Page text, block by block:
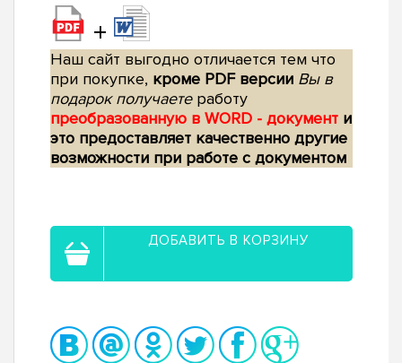
+
Наш сайт выгодно отличается тем что
при покупке, кроме PDF версии Вы в
подарок получаетеработу
преобразованную в WORD - документ и
это предоставляет качественно другие
возможности при работе с документом
ДОБАВИТЬ В КОРЗИНУ